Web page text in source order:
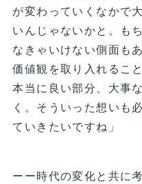
が変わっていくなかで
いんじゃないかと。も
なきゃいけない側面も
価値観を取り入れるこ
本当に良い部分、大事
く。そういった想いも
ていきたいですね」
ーー時代の変化と共に